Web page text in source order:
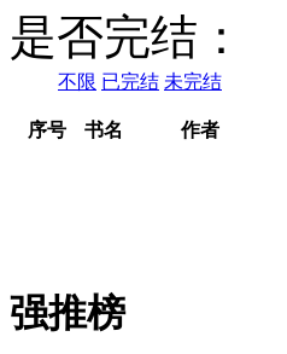
是否完结：
不限 已完结 未完结
序号 书名 作者
强推榜